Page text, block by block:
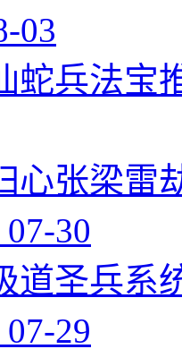
03
蛇兵法宝
心张梁雷
07-30
道圣兵系
07-29